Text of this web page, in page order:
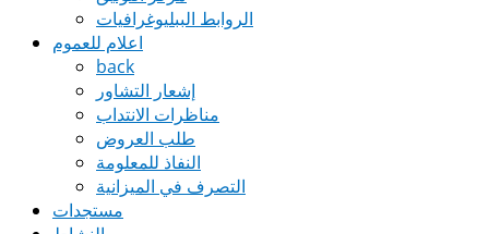
الروابط الببليوغرافيات
اعلام للعموم
back
إشعار التشاور
مناظرات الانتداب
طلب العروض
النفاذ للمعلومة
التصرف في الميزانية
مستجدات